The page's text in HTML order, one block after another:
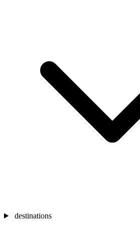
destinations